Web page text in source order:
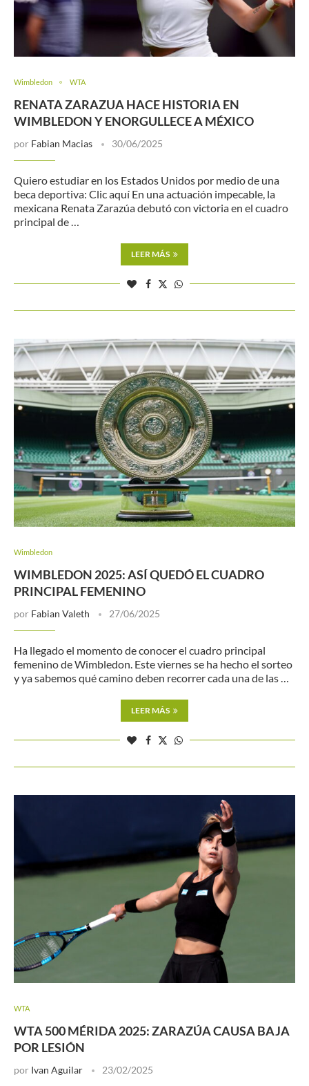
Wimbledon WTA
RENATA ZARAZUA HACE HISTORIA EN
WIMBLEDON Y ENORGULLECE A MÉXICO
por Fabian Macias 30/06/2025
Quiero estudiar en los Estados Unidos por medio de una
beca deportiva: Clic aquí En una actuación impecable, la
mexicana Renata Zarazúa debutó con victoria en el cuadro
principal de …
LEER MÁS
Wimbledon
WIMBLEDON 2025: ASÍ QUEDÓ EL CUADRO
PRINCIPAL FEMENINO
por Fabian Valeth 27/06/2025
Ha llegado el momento de conocer el cuadro principal
femenino de Wimbledon. Este viernes se ha hecho el sorteo
y ya sabemos qué camino deben recorrer cada una de las …
LEER MÁS
WTA
WTA 500 MÉRIDA 2025: ZARAZÚA CAUSA BAJA
POR LESIÓN
por Ivan Aguilar 23/02/2025